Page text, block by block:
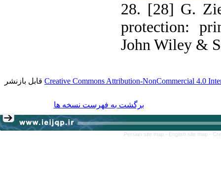
28. [28] G.
protection:
John Wiley &
Creative Commons Attribution-NonCommercial 4.0 قابل بازنشر
برگشت به فهرست نسخه ها
Persian site map - English site map -